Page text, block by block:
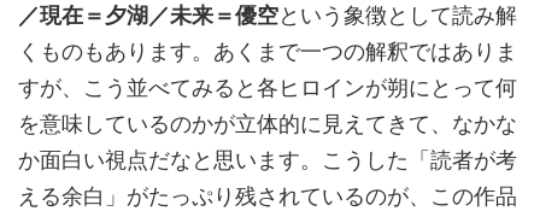
／現在＝夕湖／未来＝優空という象徴として読み解
くものもあります。あくまで一つの解釈ではありま
すが、こう並べてみると各ヒロインが朔にとって何
を意味しているのかが立体的に見えてきて、なかな
か面白い視点だなと思います。こうした「読者が考
える余白」がたっぷり残されているのが、この作品